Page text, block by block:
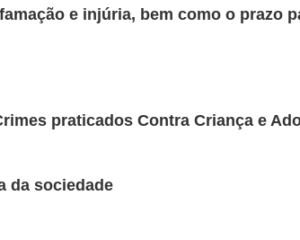
e injúria, bem como o prazo
praticados Contra Criança e
da sociedade